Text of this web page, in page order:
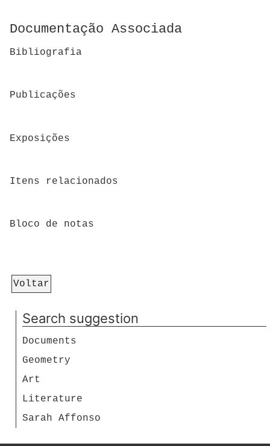
Documentação Associada
Bibliografia
Publicações
Exposições
Itens relacionados
Bloco de notas
Voltar
Search suggestion
Documents
Geometry
Art
Literature
Sarah Affonso